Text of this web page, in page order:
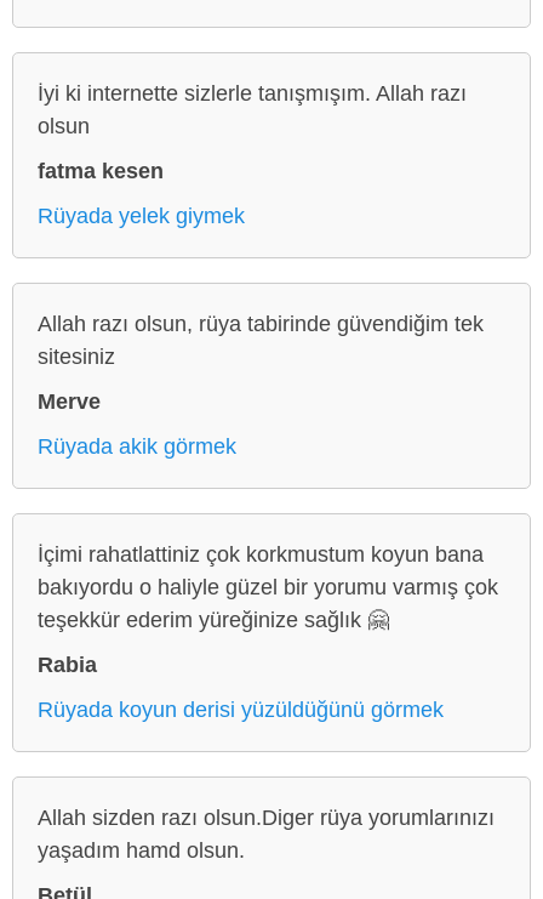
İyi ki internette sizlerle tanışmışım. Allah razı
olsun
fatma kesen
Rüyada yelek giymek
Allah razı olsun, rüya tabirinde güvendiğim tek
sitesiniz
Merve
Rüyada akik görmek
İçimi rahatlattiniz çok korkmustum koyun bana
bakıyordu o haliyle güzel bir yorumu varmış çok
teşekkür ederim yüreğinize sağlık 🤗
Rabia
Rüyada koyun derisi yüzüldüğünü görmek
Allah sizden razı olsun.Diger rüya yorumlarınızı
yaşadım hamd olsun.